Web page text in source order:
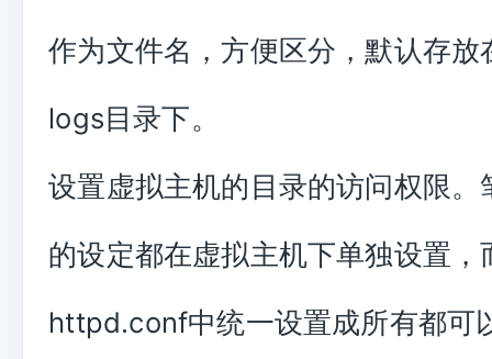
作为文件名，方便区分，默认存
logs目录下。
设置虚拟主机的目录的访问权限。
的设定都在虚拟主机下单独设置，
httpd.conf中统一设置成所有都可